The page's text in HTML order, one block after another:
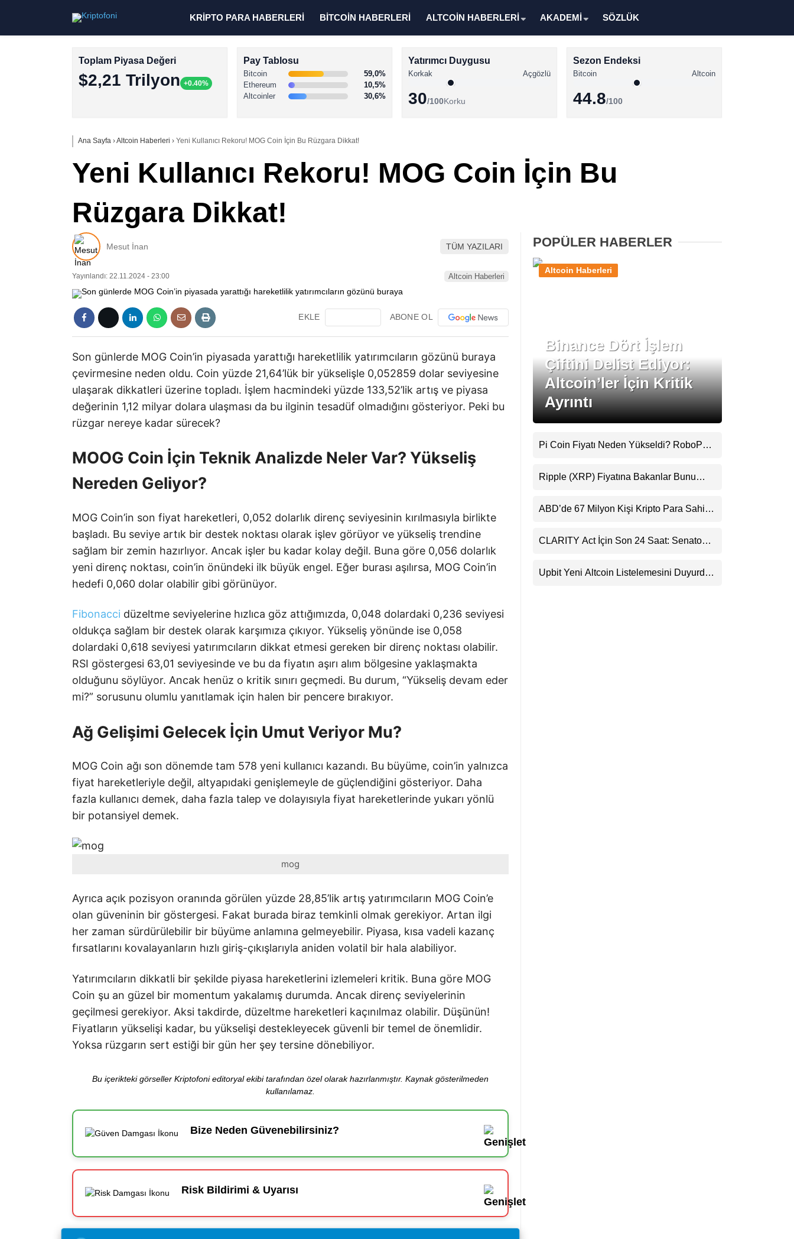
XRP Haberleri
LinkedIn
Telegram
KRİPTO PARA HABERLERİ BİTCOİN HABERLERİ ALTCOİN HABERLERİ AKADEMİ SÖZLÜK
Toplam Piyasa Değeri
$2,21 Trilyon +0.40%
Pay Tablosu
Bitcoin
59,0%
Ethereum
10,5%
Altcoinler
30,6%
Yatırımcı Duygusu
Korkak Açgözlü
30/100Korku
Sezon Endeksi
Bitcoin Altcoin
44.8/100
Ana Sayfa ›Altcoin Haberleri › Yeni Kullanıcı Rekoru! MOG Coin İçin Bu Rüzgara Dikkat!
Yeni Kullanıcı Rekoru! MOG Coin İçin Bu
Rüzgara Dikkat!
Mesut İnan TÜM YAZILARI
Yayınlandı: 22.11.2024 - 23:00 Altcoin Haberleri
EKLE ABONE OL
Son günlerde MOG Coin’in piyasada yarattığı hareketlilik yatırımcıların gözünü buraya
çevirmesine neden oldu. Coin yüzde 21,64’lük bir yükselişle 0,052859 dolar seviyesine
ulaşarak dikkatleri üzerine topladı. İşlem hacmindeki yüzde 133,52’lik artış ve piyasa
değerinin 1,12 milyar dolara ulaşması da bu ilginin tesadüf olmadığını gösteriyor. Peki bu
rüzgar nereye kadar sürecek?
MOOG Coin İçin Teknik Analizde Neler Var? Yükseliş
Nereden Geliyor?
MOG Coin’in son fiyat hareketleri, 0,052 dolarlık direnç seviyesinin kırılmasıyla birlikte
başladı. Bu seviye artık bir destek noktası olarak işlev görüyor ve yükseliş trendine
sağlam bir zemin hazırlıyor. Ancak işler bu kadar kolay değil. Buna göre 0,056 dolarlık
yeni direnç noktası, coin’in önündeki ilk büyük engel. Eğer burası aşılırsa, MOG Coin’in
hedefi 0,060 dolar olabilir gibi görünüyor.
Fibonacci düzeltme seviyelerine hızlıca göz attığımızda, 0,048 dolardaki 0,236 seviyesi
oldukça sağlam bir destek olarak karşımıza çıkıyor. Yükseliş yönünde ise 0,058
dolardaki 0,618 seviyesi yatırımcıların dikkat etmesi gereken bir direnç noktası olabilir.
RSI göstergesi 63,01 seviyesinde ve bu da fiyatın aşırı alım bölgesine yaklaşmakta
olduğunu söylüyor. Ancak henüz o kritik sınırı geçmedi. Bu durum, “Yükseliş devam eder
mi?” sorusunu olumlu yanıtlamak için halen bir pencere bırakıyor.
Ağ Gelişimi Gelecek İçin Umut Veriyor Mu?
MOG Coin ağı son dönemde tam 578 yeni kullanıcı kazandı. Bu büyüme, coin’in yalnızca
fiyat hareketleriyle değil, altyapıdaki genişlemeyle de güçlendiğini gösteriyor. Daha
fazla kullanıcı demek, daha fazla talep ve dolayısıyla fiyat hareketlerinde yukarı yönlü
bir potansiyel demek.
mog
Ayrıca açık pozisyon oranında görülen yüzde 28,85’lik artış yatırımcıların MOG Coin’e
olan güveninin bir göstergesi. Fakat burada biraz temkinli olmak gerekiyor. Artan ilgi
her zaman sürdürülebilir bir büyüme anlamına gelmeyebilir. Piyasa, kısa vadeli kazanç
fırsatlarını kovalayanların hızlı giriş-çıkışlarıyla aniden volatil bir hala alabiliyor.
Yatırımcıların dikkatli bir şekilde piyasa hareketlerini izlemeleri kritik. Buna göre MOG
Coin şu an güzel bir momentum yakalamış durumda. Ancak direnç seviyelerinin
geçilmesi gerekiyor. Aksi takdirde, düzeltme hareketleri kaçınılmaz olabilir. Düşünün!
Fiyatların yükselişi kadar, bu yükselişi destekleyecek güvenli bir temel de önemlidir.
Yoksa rüzgarın sert estiği bir gün her şey tersine dönebiliyor.
Bu içerikteki görseller Kriptofoni editoryal ekibi tarafından özel olarak hazırlanmıştır. Kaynak gösterilmeden
kullanılamaz.
Bize Neden Güvenebilirsiniz?
Risk Bildirimi & Uyarısı
POPÜLER HABERLER
Binance Dört İşlem
Çiftini Delist Ediyor:
Altcoin’ler İçin Kritik
Ayrıntı
Altcoin Haberleri
Pi Coin Fiyatı Neden Yükseldi? RoboPay
Destekledi
Ripple (XRP) Fiyatına Bakanlar Bunu
Uyarı
ABD’de 67 Milyon Kişi Kripto Para Sahibi:
CLARITY Act İçin Son 24 Saat: Senato
Beklentisini Bozabilir
Upbit Yeni Altcoin Listelemesini Duyurdu: